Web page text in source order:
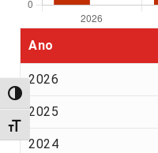
Alternar alto contraste
Alternar tamanho da fonte
Ano
2026
2025
2024